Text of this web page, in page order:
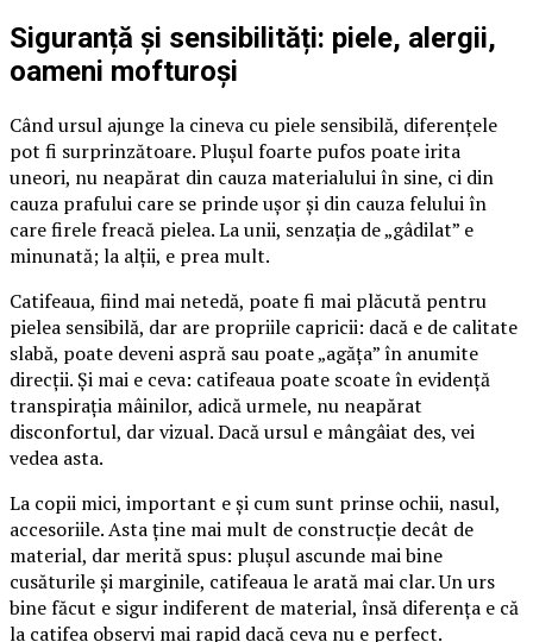
Siguranță și sensibilități: piele, alergii,
oameni mofturoși
Când ursul ajunge la cineva cu piele sensibilă, diferențele
pot fi surprinzătoare. Plușul foarte pufos poate irita
uneori, nu neapărat din cauza materialului în sine, ci din
cauza prafului care se prinde ușor și din cauza felului în
care firele freacă pielea. La unii, senzația de „gâdilat” e
minunată; la alții, e prea mult.
Catifeaua, fiind mai netedă, poate fi mai plăcută pentru
pielea sensibilă, dar are propriile capricii: dacă e de calitate
slabă, poate deveni aspră sau poate „agăța” în anumite
direcții. Și mai e ceva: catifeaua poate scoate în evidență
transpirația mâinilor, adică urmele, nu neapărat
disconfortul, dar vizual. Dacă ursul e mângâiat des, vei
vedea asta.
La copii mici, important e și cum sunt prinse ochii, nasul,
accesoriile. Asta ține mai mult de construcție decât de
material, dar merită spus: plușul ascunde mai bine
cusăturile și marginile, catifeaua le arată mai clar. Un urs
bine făcut e sigur indiferent de material, însă diferența e că
la catifea observi mai rapid dacă ceva nu e perfect.